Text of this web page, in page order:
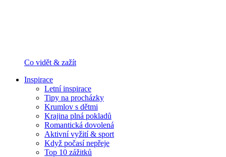
Co vidět & zažít
Inspirace
Letní inspirace
Tipy na procházky
Krumlov s dětmi
Krajina plná pokladů
Romantická dovolená
Aktivní vyžití & sport
Když počasí nepřeje
Top 10 zážitků